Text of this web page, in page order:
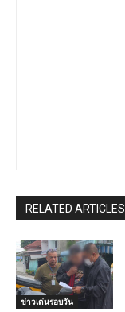
RELATED ARTICLES
ข่าวเด่นรอบวัน